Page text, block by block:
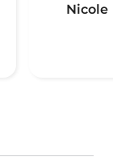
Nicole